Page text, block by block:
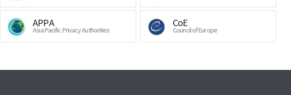
APPA
Asia Pacific Privacy Authorities
CoE
Council of Europe